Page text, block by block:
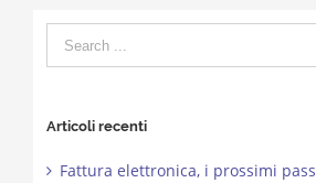
Search
for:
Articoli recenti
Fattura elettronica, i prossimi